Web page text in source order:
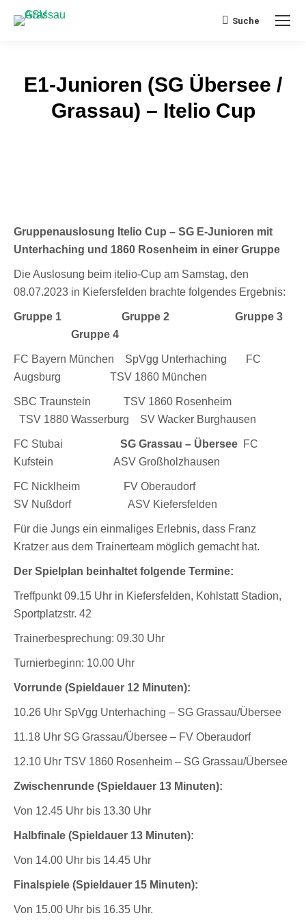
Search:
Suche
E1-Junioren (SG Übersee /
Grassau) – Itelio Cup
Gruppenauslosung Itelio Cup – SG E-Junioren mit
Unterhaching und 1860 Rosenheim in einer Gruppe
Die Auslosung beim itelio-Cup am Samstag, den
08.07.2023 in Kiefersfelden brachte folgendes Ergebnis:
Gruppe 1
Gruppe 2 Gruppe 3
Gruppe 4
FC Bayern München SpVgg Unterhaching FC
Augsburg TSV 1860 München
SBC Traunstein TSV 1860 Rosenheim
TSV 1880 Wasserburg SV Wacker Burghausen
FC Stubai SG Grassau – Übersee FC
Kufstein ASV Großholzhausen
FC Nicklheim FV Oberaudorf
SV Nußdorf ASV Kiefersfelden
Für die Jungs ein einmaliges Erlebnis, dass Franz
Kratzer aus dem Trainerteam möglich gemacht hat.
Der Spielplan beinhaltet folgende Termine:
Treffpunkt 09.15 Uhr in Kiefersfelden, Kohlstatt Stadion,
Sportplatzstr. 42
Trainerbesprechung: 09.30 Uhr
Turnierbeginn: 10.00 Uhr
Vorrunde (Spieldauer 12 Minuten):
10.26 Uhr SpVgg Unterhaching – SG Grassau/Übersee
11.18 Uhr SG Grassau/Übersee – FV Oberaudorf
12.10 Uhr TSV 1860 Rosenheim – SG Grassau/Übersee
Zwischenrunde (Spieldauer 13 Minuten):
Von 12.45 Uhr bis 13.30 Uhr
Halbfinale (Spieldauer 13 Minuten):
Von 14.00 Uhr bis 14.45 Uhr
Finalspiele (Spieldauer 15 Minuten):
Von 15.00 Uhr bis 16.35 Uhr.